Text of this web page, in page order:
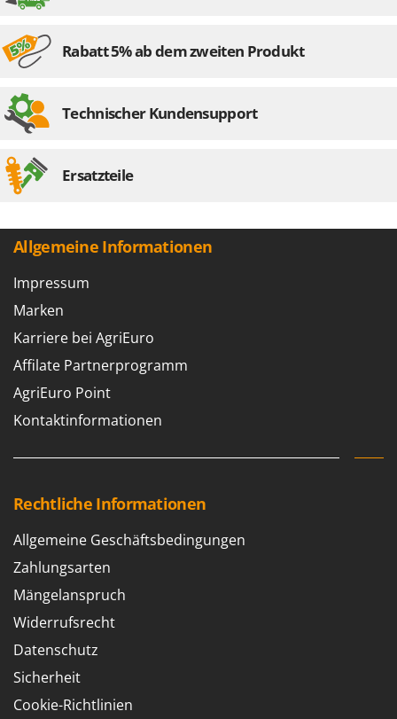
Rabatt 5% ab dem zweiten Produkt
Technischer Kundensupport
Ersatzteile
Allgemeine Informationen
Impressum
Marken
Karriere bei AgriEuro
Affilate Partnerprogramm
AgriEuro Point
Kontaktinformationen
Rechtliche Informationen
Allgemeine Geschäftsbedingungen
Zahlungsarten
Mängelanspruch
Widerrufsrecht
Datenschutz
Sicherheit
Cookie-Richtlinien